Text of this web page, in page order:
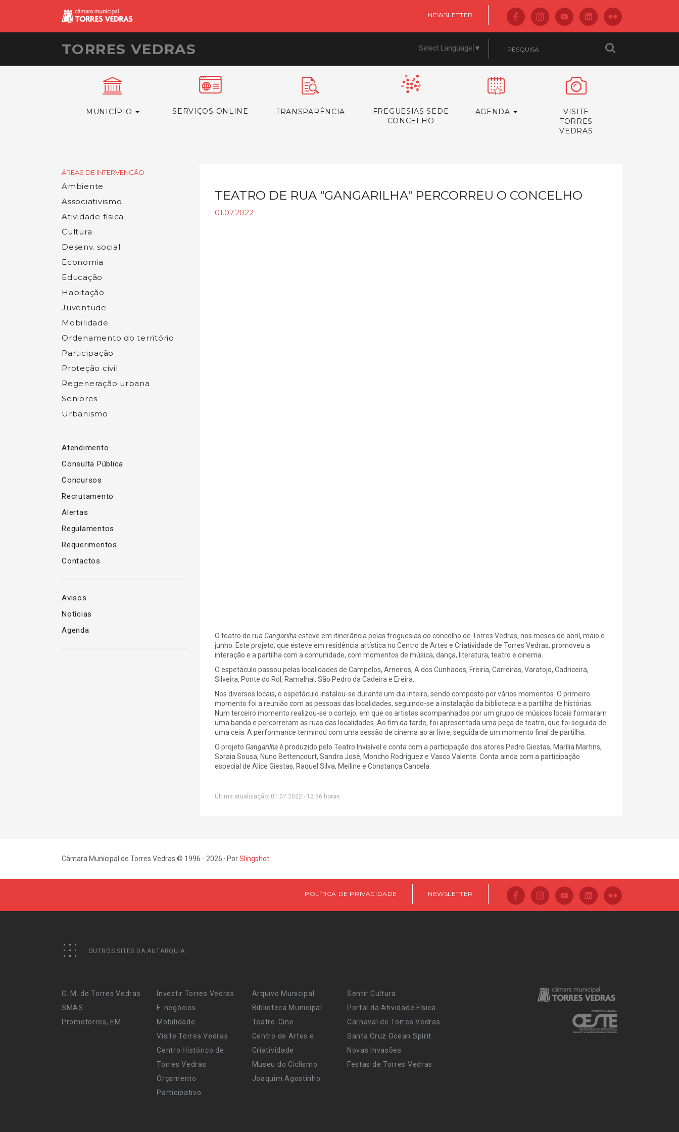
NEWSLETTER
TORRES VEDRAS Select Language ▼
MUNICÍPIO SERVIÇOS ONLINE TRANSPARÊNCIA
FREGUESIAS SEDE
CONCELHO
AGENDA
VISITE
TORRES
VEDRAS
ÁREAS DE INTERVENÇÃO
Ambiente
Associativismo
Atividade física
Cultura
Desenv. social
Economia
Educação
Habitação
Juventude
Mobilidade
Ordenamento do território
Participação
Proteção civil
Regeneração urbana
Seniores
Urbanismo
Atendimento
Consulta Pública
Concursos
Recrutamento
Alertas
Regulamentos
Requerimentos
Contactos
Avisos
Notícias
Agenda
TEATRO DE RUA "GANGARILHA" PERCORREU O CONCELHO
01.07.2022
O teatro de rua Gangarilhaesteve em itinerância pelas freguesias do concelho de Torres Vedras, nos meses de abril, maio e
junho. Este projeto, que esteve em residência artística no Centro de Artes e Criatividade de Torres Vedras, promoveu a
interação e a partilha com a comunidade, com momentos de música, dança, literatura, teatro e cinema.
O espetáculo passou pelas localidades de Campelos, Arneiros, A dos Cunhados, Freiria, Carreiras, Varatojo, Cadriceira,
Silveira, Ponte do Rol, Ramalhal, São Pedro da Cadeira e Ereira.
Nos diversos locais, o espetáculo instalou-se durante um dia inteiro, sendo composto por vários momentos. O primeiro
momento foi a reunião com as pessoas das localidades, seguindo-se a instalação da biblioteca e a partilha de histórias.
Num terceiro momento realizou-se o cortejo, em que os artistas acompanhados por um grupo de músicos locais formaram
uma banda e percorreram as ruas das localidades. Ao fim da tarde, foi apresentada uma peça de teatro, que foi seguida de
uma ceia. A performance terminou com uma sessão de cinema ao ar livre, seguida de um momento final de partilha.
O projeto Gangarilhaé produzido pelo Teatro Invisível e conta com a participação dos atores Pedro Giestas, Marília Martins,
Soraia Sousa, Nuno Bettencourt, Sandra José, Moncho Rodriguez e Vasco Valente. Conta ainda com a participação
especial de Alice Giestas, Raquel Silva, Meiline e Constança Cancela.
Última atualização: 01.07.2022 - 12:56 horas
Câmara Municipal de Torres Vedras © 1996 - 2026 · PorSlingshot
POLÍTICA DE PRIVACIDADE NEWSLETTER
OUTROS SITES DA AUTARQUIA
C. M. de Torres Vedras
SMAS
Promotorres, EM
Investir Torres Vedras
E-negócios
Mobilidade
Visite Torres Vedras
Centro Histórico de
Torres Vedras
Orçamento
Participativo
Arquivo Municipal
Biblioteca Municipal
Teatro-Cine
Centro de Artes e
Criatividade
Museu do Ciclismo
Joaquim Agostinho
Sentir Cultura
Portal da Atividade Física
Carnaval de Torres Vedras
Santa Cruz Ocean Spirit
Novas Invasões
Festas de Torres Vedras